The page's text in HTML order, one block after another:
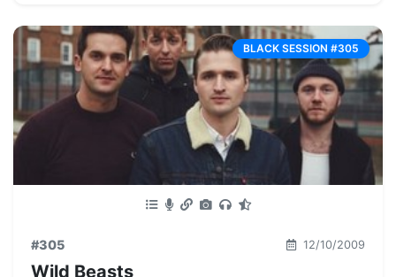
BLACK SESSION #305
#305 12/10/2009
Wild Beasts